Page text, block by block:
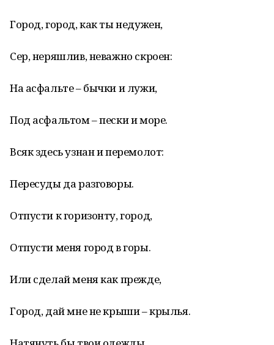
Город, город, как ты недужен,
Сер, неряшлив, неважно скроен:
На асфальте – бычки и лужи,
Под асфальтом – пески и море.
Всяк здесь узнан и перемолот:
Пересуды да разговоры.
Отпусти к горизонту, город,
Отпусти меня город в горы.
Или сделай меня как прежде,
Город, дай мне не крыши – крылья.